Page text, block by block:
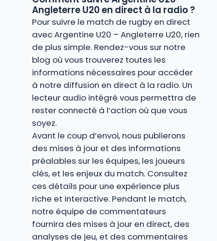
Angleterre U20 en direct à la radio ?
Pour suivre le match de rugby en direct
avec Argentine U20 – Angleterre U20, rien
de plus simple. Rendez-vous sur notre
blog où vous trouverez toutes les
informations nécessaires pour accéder
à notre diffusion en direct à la radio. Un
lecteur audio intégré vous permettra de
rester connecté à l’action où que vous
soyez.
Avant le coup d’envoi, nous publierons
des mises à jour et des informations
préalables sur les équipes, les joueurs
clés, et les enjeux du match. Consultez
ces détails pour une expérience plus
riche et interactive. Pendant le match,
notre équipe de commentateurs
fournira des mises à jour en direct, des
analyses de jeu, et des commentaires